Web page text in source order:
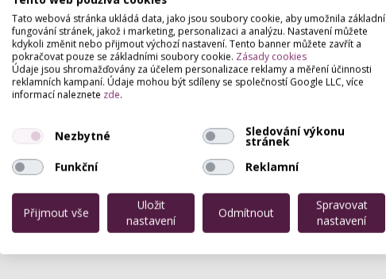
Tato webová stránka ukládá data, jako jsou soubory cookie, aby umožnila základní
fungování stránek, jakož i marketing, personalizaci a analýzu. Nastavení můžete
kdykoli změnit nebo přijmout výchozí nastavení. Tento banner můžete zavřít a
pokračovat pouze se základními soubory cookie. Zásady cookies
Údaje jsou shromažďovány za účelem personalizace reklamy a měření účinnosti
reklamních kampaní. Údaje mohou být sdíleny se společností Google LLC, více
informací naleznete zde.
Nezbytné Sledování výkonu
stránek
Funkční
Reklamní
Přijmout vše
Uložit
nastavení
Odmítnout
Spravovat
nastavení